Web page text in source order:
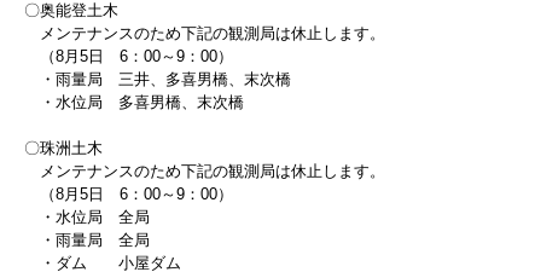
〇奥能登土木
メンテナンスのため下記の観測局は休止します。
（8月5日 6：00～9：00）
・雨量局 三井、多喜男橋、末次橋
・水位局 多喜男橋、末次橋
〇珠洲土木
メンテナンスのため下記の観測局は休止します。
（8月5日 6：00～9：00）
・水位局 全局
・雨量局 全局
・ダム 小屋ダム